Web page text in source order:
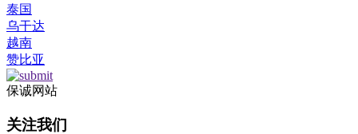
泰国
乌干达
越南
赞比亚
保诚网站
关注我们